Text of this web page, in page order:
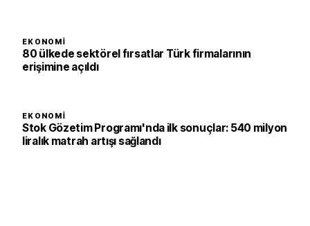
EKONOMI
80 ülkede sektörel fırsatlar Türk firmalarının
erişimine açıldı
EKONOMI
Stok Gözetim Programı'nda ilk sonuçlar: 540 milyon
liralık matrah artışı sağlandı